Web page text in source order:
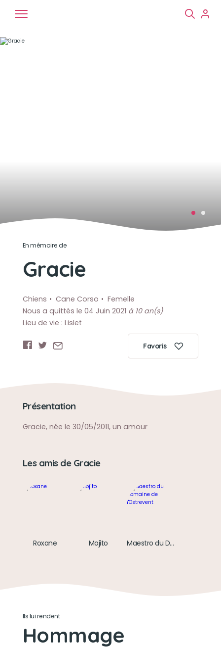
En mémoire de
Gracie
Chiens Cane Corso
Femelle
Nous a quittés le 04 Juin 2021 à 10 an(s)
Lieu de vie : Lislet
Favoris
Présentation
Gracie, née le 30/05/2011, un amour
Les amis de Gracie
Roxane Mojito Maestro du Domaine de l'Ostrevent
Ils lui rendent
Hommage